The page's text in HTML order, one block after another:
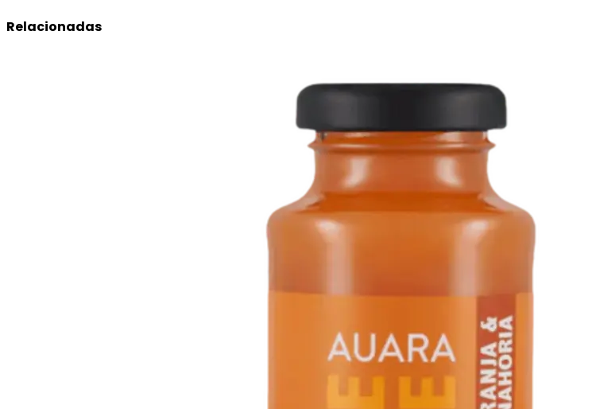
Relacionadas